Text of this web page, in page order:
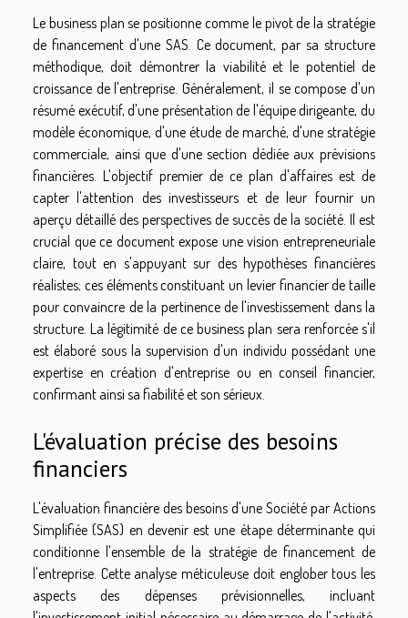
Le business plan se positionne comme le pivot de la stratégie
de financement d'une SAS. Ce document, par sa structure
méthodique, doit démontrer la viabilité et le potentiel de
croissance de l'entreprise. Généralement, il se compose d'un
résumé exécutif, d'une présentation de l'équipe dirigeante, du
modèle économique, d'une étude de marché, d'une stratégie
commerciale, ainsi que d'une section dédiée aux prévisions
financières. L'objectif premier de ce plan d'affaires est de
capter l'attention des investisseurs et de leur fournir un
aperçu détaillé des perspectives de succès de la société. Il est
crucial que ce document expose une vision entrepreneuriale
claire, tout en s'appuyant sur des hypothèses financières
réalistes; ces éléments constituant un levier financier de taille
pour convaincre de la pertinence de l'investissement dans la
structure. La légitimité de ce business plan sera renforcée s'il
est élaboré sous la supervision d'un individu possédant une
expertise en création d'entreprise ou en conseil financier,
confirmant ainsi sa fiabilité et son sérieux.
L'évaluation précise des besoins
financiers
L'évaluation financière des besoins d'une Société par Actions
Simplifiée (SAS) en devenir est une étape déterminante qui
conditionne l'ensemble de la stratégie de financement de
l'entreprise. Cette analyse méticuleuse doit englober tous les
aspects des dépenses prévisionnelles, incluant